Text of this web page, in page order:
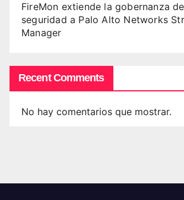
FireMon extiende la gobernanza
seguridad a Palo Alto Networks
Manager
Recent Comments
No hay comentarios que mostrar.